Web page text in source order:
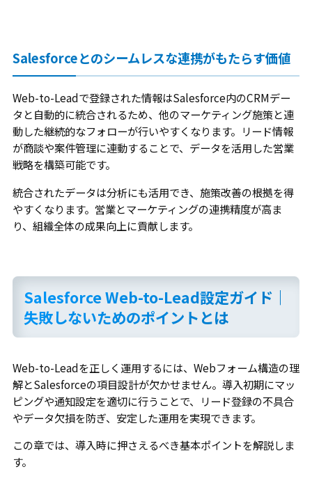
Salesforceとのシームレスな連携がもたらす価値
Web-to-Leadで登録された情報はSalesforce内のCRMデー
タと自動的に統合されるため、他のマーケティング施策と連
動した継続的なフォローが行いやすくなります。リード情報
が商談や案件管理に連動することで、データを活用した営業
戦略を構築可能です。
統合されたデータは分析にも活用でき、施策改善の根拠を得
やすくなります。営業とマーケティングの連携精度が高ま
り、組織全体の成果向上に貢献します。
Salesforce Web-to-Lead設定ガイド｜
失敗しないためのポイントとは
Web-to-Leadを正しく運用するには、Webフォーム構造の理
解とSalesforceの項目設計が欠かせません。導入初期にマッ
ピングや通知設定を適切に行うことで、リード登録の不具合
やデータ欠損を防ぎ、安定した運用を実現できます。
この章では、導入時に押さえるべき基本ポイントを解説しま
す。